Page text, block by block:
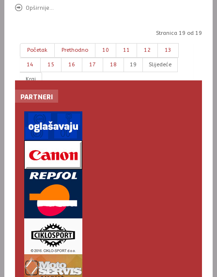
Opširnije...
Stranica 19 od 19
Početak Prethodno 10 11 12 13
14 15 16 17 18 19 Slijedeće
Kraj
PARTNERI